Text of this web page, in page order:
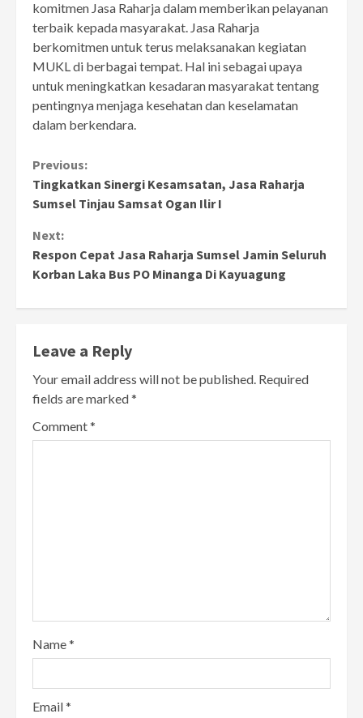
komitmen Jasa Raharja dalam memberikan pelayanan
terbaik kepada masyarakat. Jasa Raharja
berkomitmen untuk terus melaksanakan kegiatan
MUKL di berbagai tempat. Hal ini sebagai upaya
untuk meningkatkan kesadaran masyarakat tentang
pentingnya menjaga kesehatan dan keselamatan
dalam berkendara.
Continue
Reading
Previous:
Tingkatkan Sinergi Kesamsatan, Jasa Raharja
Sumsel Tinjau Samsat Ogan Ilir I
Next:
Respon Cepat Jasa Raharja Sumsel Jamin Seluruh
Korban Laka Bus PO Minanga Di Kayuagung
Leave a Reply
Your email address will not be published. Required
fields are marked*
Comment*
Name*
Email*